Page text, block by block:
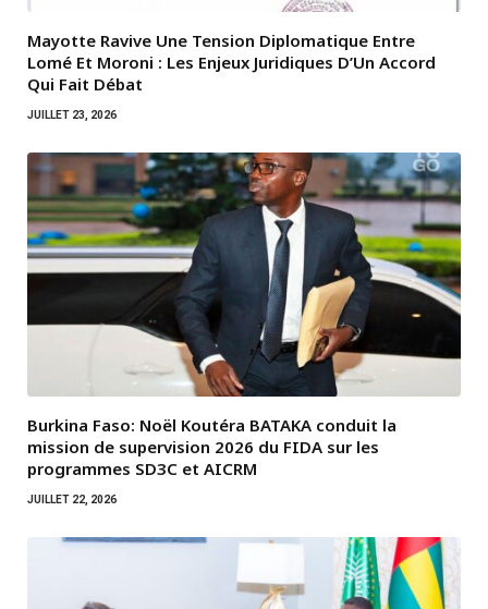
Mayotte Ravive Une Tension Diplomatique Entre
Lomé Et Moroni : Les Enjeux Juridiques D’Un Accord
Qui Fait Débat
JUILLET 23, 2026
Burkina Faso: Noël Koutéra BATAKA conduit la
mission de supervision 2026 du FIDA sur les
programmes SD3C et AICRM
JUILLET 22, 2026